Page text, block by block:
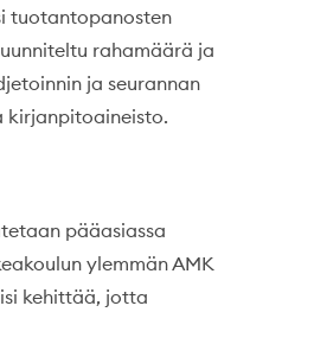
tuotantopanosten
rahamäärä ja
ja seurannan
kirjanpitoaineisto.
pääasiassa
ylemmän AMK
kehittää, jotta